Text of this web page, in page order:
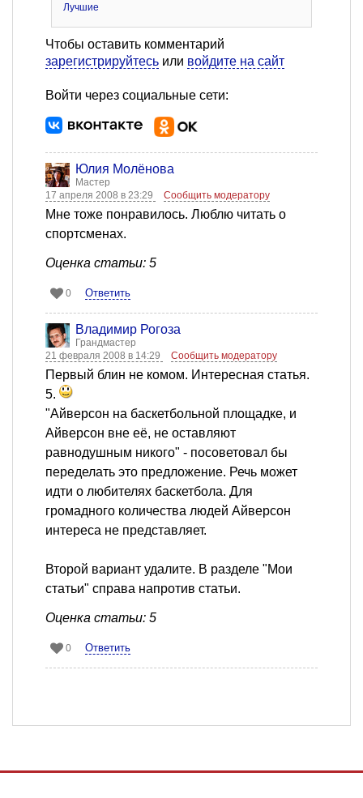
Лучшие
Чтобы оставить комментарий
зарегистрируйтесь или войдите на сайт
Войти через социальные сети:
Юлия Молёнова
Мастер
17 апреля 2008 в 23:29
Сообщить модератору
Мне тоже понравилось. Люблю читать о
спортсменах.
Оценка статьи: 5
0 Ответить
Владимир Рогоза
Грандмастер
21 февраля 2008 в 14:29
Сообщить модератору
Первый блин не комом. Интересная статья.
5.
"Айверсон на баскетбольной площадке, и
Айверсон вне её, не оставляют
равнодушным никого" - посоветовал бы
переделать это предложение. Речь может
идти о любителях баскетбола. Для
громадного количества людей Айверсон
интереса не представляет.
Второй вариант удалите. В разделе "Мои
статьи" справа напротив статьи.
Оценка статьи: 5
0 Ответить